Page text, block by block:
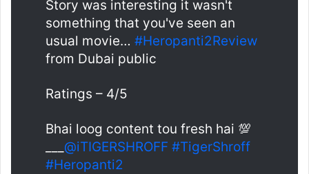
Story was interesting it wasn't
something that you've seen an
usual movie… #Heropanti2Review
from Dubai public
Ratings – 4/5
Bhai loog content tou fresh hai 💯
@iTIGERSHROFF #TigerShroff
#Heropanti2